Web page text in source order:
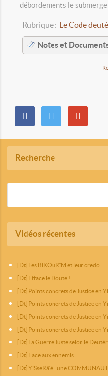
débordements le
Rubrique : Le Code
Notes et
Recherche
Vidéos récentes
[Dt] Les BiKOuRîM et leur credo
[Dt] Efface le Doute !
[Dt] Points concrets de Justice en
[Dt] Points concrets de Justice en
[Dt] Points concrets de Justice en
[Dt] Points concrets de Justice en
[Dt] La Guerre Juste selon le
[Dt] Face aux ennemis
[Dt] YiSseRâ‘éL une